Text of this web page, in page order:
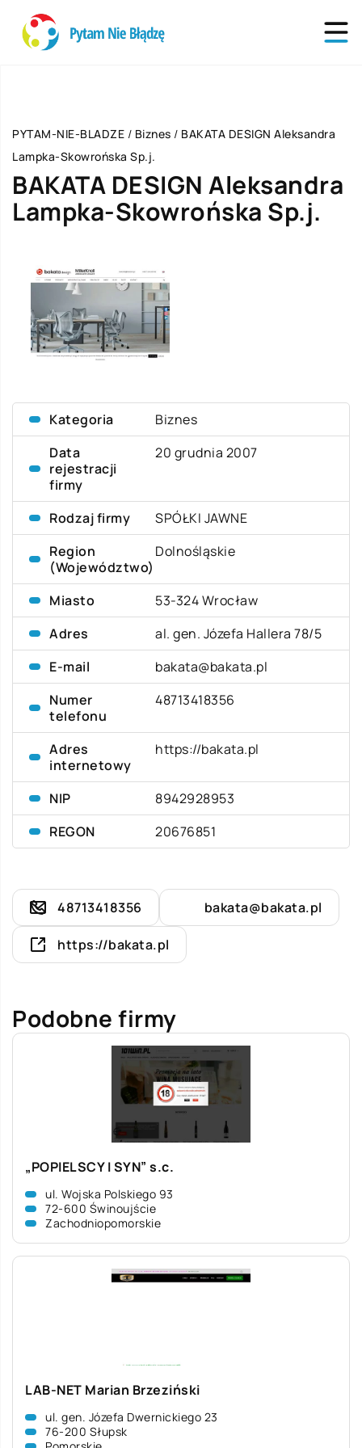
PYTAM-NIE-BLADZE / Biznes / BAKATA DESIGN Aleksandra
Lampka-Skowrońska Sp.j.
BAKATA DESIGN Aleksandra
Lampka-Skowrońska Sp.j.
Kategoria
Biznes
Data
rejestracji
firmy
20 grudnia 2007
Rodzaj firmy
SPÓŁKI JAWNE
Region
(Województwo)
Dolnośląskie
Miasto
53-324 Wrocław
Adres
al. gen. Józefa Hallera 78/5
E-mail
bakata@bakata.pl
Numer
telefonu
48713418356
Adres
internetowy
https://bakata.pl
NIP
8942928953
REGON
20676851
48713418356 bakata@bakata.pl
https://bakata.pl
Podobne firmy
„POPIELSCY I SYN” s.c.
ul. Wojska Polskiego 93
72-600 Świnoujście
Zachodniopomorskie
LAB-NET Marian Brzeziński
ul. gen. Józefa Dwernickiego 23
76-200 Słupsk